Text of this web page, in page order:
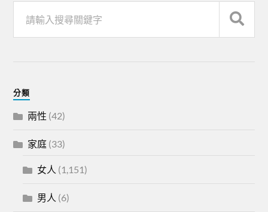
分類
兩性 (42)
家庭 (33)
女人 (1,151)
男人 (6)